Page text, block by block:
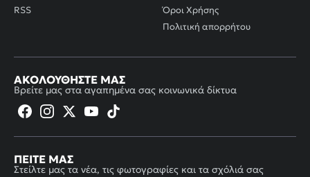
RSS
Όροι Χρήσης
Πολιτική απορρήτου
ΑΚΟΛΟΥΘΉΣΤΕ ΜΑΣ
Βρείτε μας στα αγαπημένα σας κοινωνικά δίκτυα
ΠΕΊΤΕ ΜΑΣ
Στείλτε μας τα νέα, τις φωτογραφίες και τα σχόλιά σας